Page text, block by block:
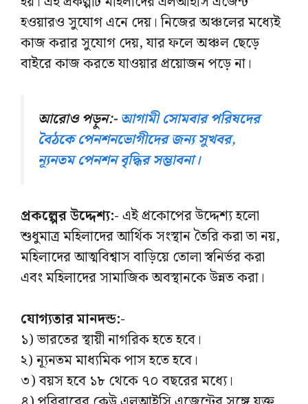
হওয়ারও সুযোগ এনে দেয়। নিজের অঞ্চলের মধ্যেই
কাজ করার সুযোগ দেয়, যার ফলে অঞ্চল ছেড়ে
বাইরে কাজ করতে যাওয়ার প্রয়োজন পড়ে না।
আরোও পড়ুন:-আগামী সোমবার পরিষদের
বৈঠকে পেনশনভোগীদের জন্য সুখবর,
ন্যূনতম পেনশন বৃদ্ধির সম্ভাবনা।
প্রকল্পের উদ্দেশ্য:-এই প্রকোপের উদ্দেশ্য হলো
শুধুমাত্র মহিলাদের আর্থিক সংস্থান তৈরি করা তা নয়,
মহিলাদের আত্মবিশ্বাস বাড়িয়ে তোলা স্বনির্ভর করা
এবং মহিলাদের সামাজিক অবস্থানকে উন্নত করা।
যোগ্যতার মানদন্ড:-
১) ভারতের স্থায়ী নাগরিক হতে হবে।
২) ন্যূনতম মাধ্যমিক পাস হতে হবে।
৩) বয়স হবে ১৮ থেকে ৭০ বছরের মধ্যে।